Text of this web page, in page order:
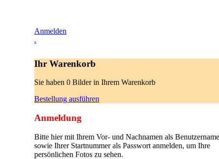
Anmelden
.
Ihr Warenkorb
Sie haben 0 Bilder in Ihrem Warenkorb
Bestellung ausführen
Anmeldung
Bitte hier mit Ihrem Vor- und Nachnamen als
sowie Ihrer Startnummer als Passwort anmelden, um Ihre
persönlichen Fotos zu sehen.